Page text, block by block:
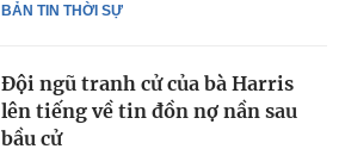
BẢN TIN THỜI SỰ
Đội ngũ tranh cử của bà Harris
lên tiếng về tin đồn nợ nần sau
bầu cử